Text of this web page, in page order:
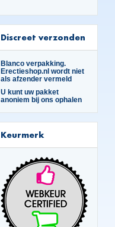
Discreet verzonden
Blanco verpakking.
Erectieshop.nl wordt niet
als afzender vermeld
U kunt uw pakket
anoniem bij ons ophalen
Keurmerk